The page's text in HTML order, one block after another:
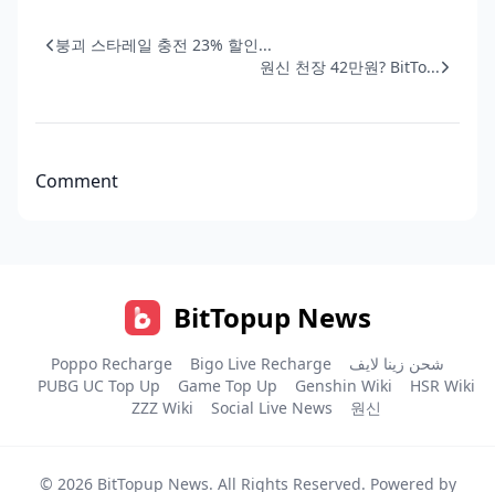
붕괴 스타레일 충전 23% 할인...
원신 천장 42만원? BitTo...
Comment
BitTopup News
Poppo Recharge Bigo Live Recharge
شحن زينا لايف
PUBG UC Top Up
Game Top Up Genshin Wiki
HSR Wiki
ZZZ Wiki
Social Live News 원신
© 2026 BitTopup News. All Rights Reserved. Powered by